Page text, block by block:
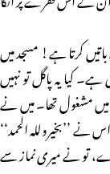
کرتا ہے! مسجد میں
کیا یہ پاگل تو نہیں
میں مشغول تھا۔ میں نے
’’بخیروللہ الحمد‘‘
تو نے میری نماز سے